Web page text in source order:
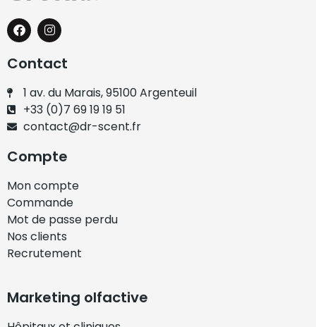
Contact
1 av. du Marais, 95100 Argenteuil
+33 (0)7 69 19 19 51
contact@dr-scent.fr
Compte
Mon compte
Commande
Mot de passe perdu
Nos clients
Recrutement
Marketing olfactive